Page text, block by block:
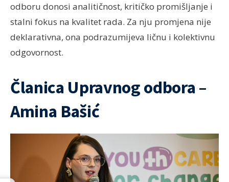
odboru donosi analitičnost, kritičko promišljanje i
stalni fokus na kvalitet rada. Za nju promjena nije
deklarativna, ona podrazumijeva ličnu i kolektivnu
odgovornost.
Članica Upravnog odbora –
Amina Bašić